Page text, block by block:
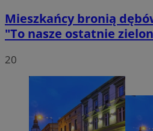
Mieszkańcy bronią
"To nasze ostatnie
20